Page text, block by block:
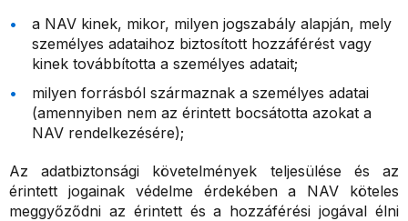
a NAV kinek, mikor, milyen jogszabály alapján, mely
személyes adataihoz biztosított hozzáférést vagy
kinek továbbította a személyes adatait;
milyen forrásból származnak a személyes adatai
(amennyiben nem az érintett bocsátotta azokat a
NAV rendelkezésére);
Az adatbiztonsági követelmények teljesülése és az
érintett jogainak védelme érdekében a NAV köteles
meggyőződni az érintett és a hozzáférési jogával élni